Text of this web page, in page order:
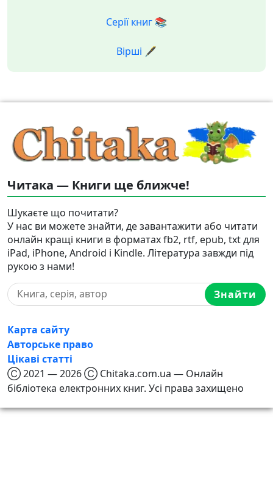
Серії книг 📚
Вірші 🖋️
Читака — Книги ще ближче!
Шукаєте що почитати?
У нас ви можете знайти, де завантажити або читати
онлайн кращі книги в форматах fb2, rtf, epub, txt для
iPad, iPhone, Android і Kindle. Література завжди під
рукою з нами!
Знайти
Карта сайту
Авторське право
Цікаві статті
Ⓒ 2021 — 2026 Ⓒ Chitaka.com.ua — Онлайн
бібліотека електронних книг. Усі права захищено